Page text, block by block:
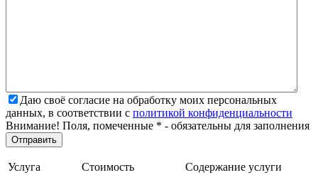
Даю своё согласие на обработку моих персональных
данных, в соответствии с политикой конфиденциальности
Внимание! Поля, помеченные * - обязательны для заполнения
Услуга Стоимость Содержание услуги